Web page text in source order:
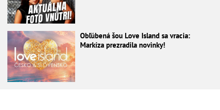
Obľúbená šou Love Island sa vracia:
Markíza prezradila novinky!